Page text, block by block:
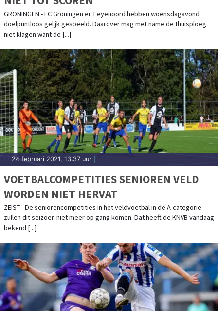
GRONINGEN - FC Groningen en Feyenoord hebben woensdagavond
doelpuntloos gelijk gespeeld. Daarover mag met name de thuisploeg
niet klagen want de [...]
24 februari 2021, 13:37 uur
VOETBALCOMPETITIES SENIOREN VELD
WORDEN NIET HERVAT
ZEIST - De seniorencompetities in het veldvoetbal in de A-categorie
zullen dit seizoen niet meer op gang komen. Dat heeft de KNVB vandaag
bekend [...]